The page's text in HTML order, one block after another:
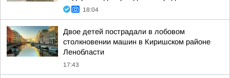
18:04
Двое детей пострадали в лобовом
столкновении машин в Киришском районе
Ленобласти
17:43